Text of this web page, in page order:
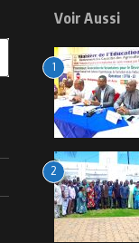
Voir Aussi
1
2